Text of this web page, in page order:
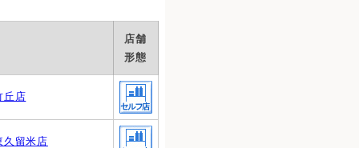
店舗
形態
丘店
久留米店